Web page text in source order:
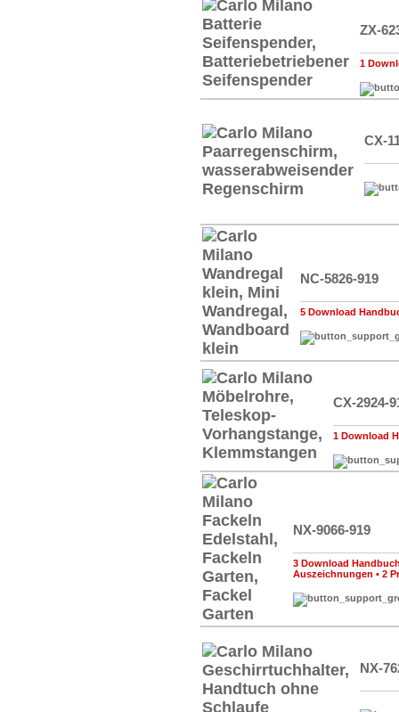
ZX-
1
CX-
NC-5826-919
5 Download
CX-2924-
1 Download
NX-9066-919
3 Download
Auszeichnungen • 2
NX-